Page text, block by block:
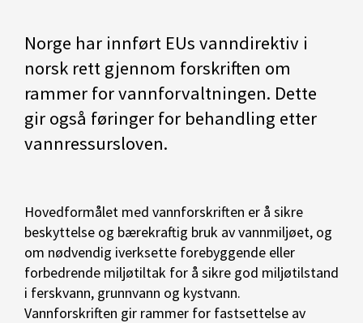
Norge har innført EUs vanndirektiv i
norsk rett gjennom forskriften om
rammer for vannforvaltningen. Dette
gir også føringer for behandling etter
vannressursloven.
Hovedformålet med vannforskriften er å sikre
beskyttelse og bærekraftig bruk av vannmiljøet, og
om nødvendig iverksette forebyggende eller
forbedrende miljøtiltak for å sikre god miljøtilstand
i ferskvann, grunnvann og kystvann.
Vannforskriften gir rammer for fastsettelse av